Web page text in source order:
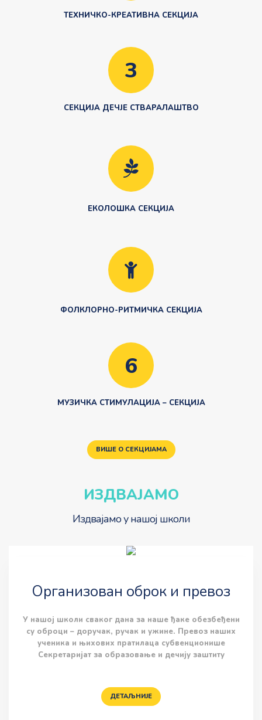
ТЕХНИЧКО-КРЕАТИВНА СЕКЦИЈА
3
СЕКЦИЈА ДЕЧЈЕ СТВАРАЛАШТВО
ЕКОЛОШКА СЕКЦИЈА
ФОЛКЛОРНО-РИТМИЧКА СЕКЦИЈА
6
МУЗИЧКА СТИМУЛАЦИЈА – СЕКЦИЈА
ВИШЕ О СЕКЦИЈАМА
ИЗДВАЈАМО
Издвајамо у нашој школи
Организован оброк и превоз
У нашој школи сваког дана за наше ђаке обезбеђени
су оброци – доручак, ручак и ужине. Превоз наших
ученика и њихових пратилаца субвенционише
Секретаријат за образовање и дечију заштиту
ДЕТАЉНИЈЕ